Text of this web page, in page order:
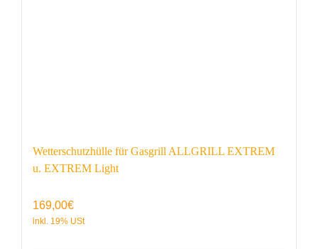
Wetterschutzhülle für Gasgrill ALLGRILL EXTREM
u. EXTREM Light
169,00€